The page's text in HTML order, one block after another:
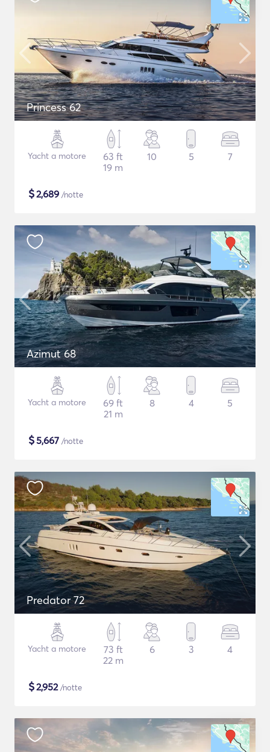
Princess 62
Yacht a motore
63 ft
19 m
10 5 7
$2,689 /notte
Azimut 68
Yacht a motore
69 ft
21 m
8 4 5
$5,667 /notte
Predator 72
Yacht a motore
73 ft
22 m
6 3 4
$2,952/notte